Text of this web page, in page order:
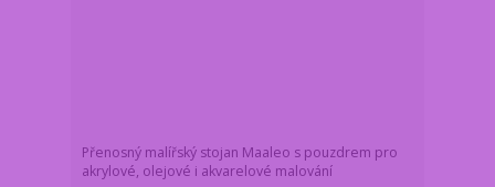
Přenosný malířský stojan Maaleo s pouzdrem pro
akrylové, olejové i akvarelové malování